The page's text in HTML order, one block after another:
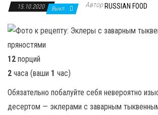
15.10.2020 Выкл. Автор RUSSIAN FOOD
12 порций
2 часа (ваши 1 час)
Обязательно побалуйте себя невероятно
десертом — эклерами с заварным